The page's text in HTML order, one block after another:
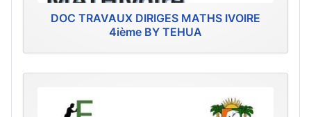
DOC TRAVAUX DIRIGES MATHS IVOIRE
4ième BY TEHUA